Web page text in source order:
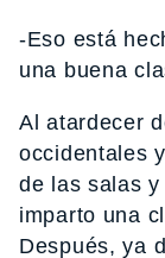
-Eso está
una buena
Al atardecer
occidentales
de las salas
imparto una
Después, ya